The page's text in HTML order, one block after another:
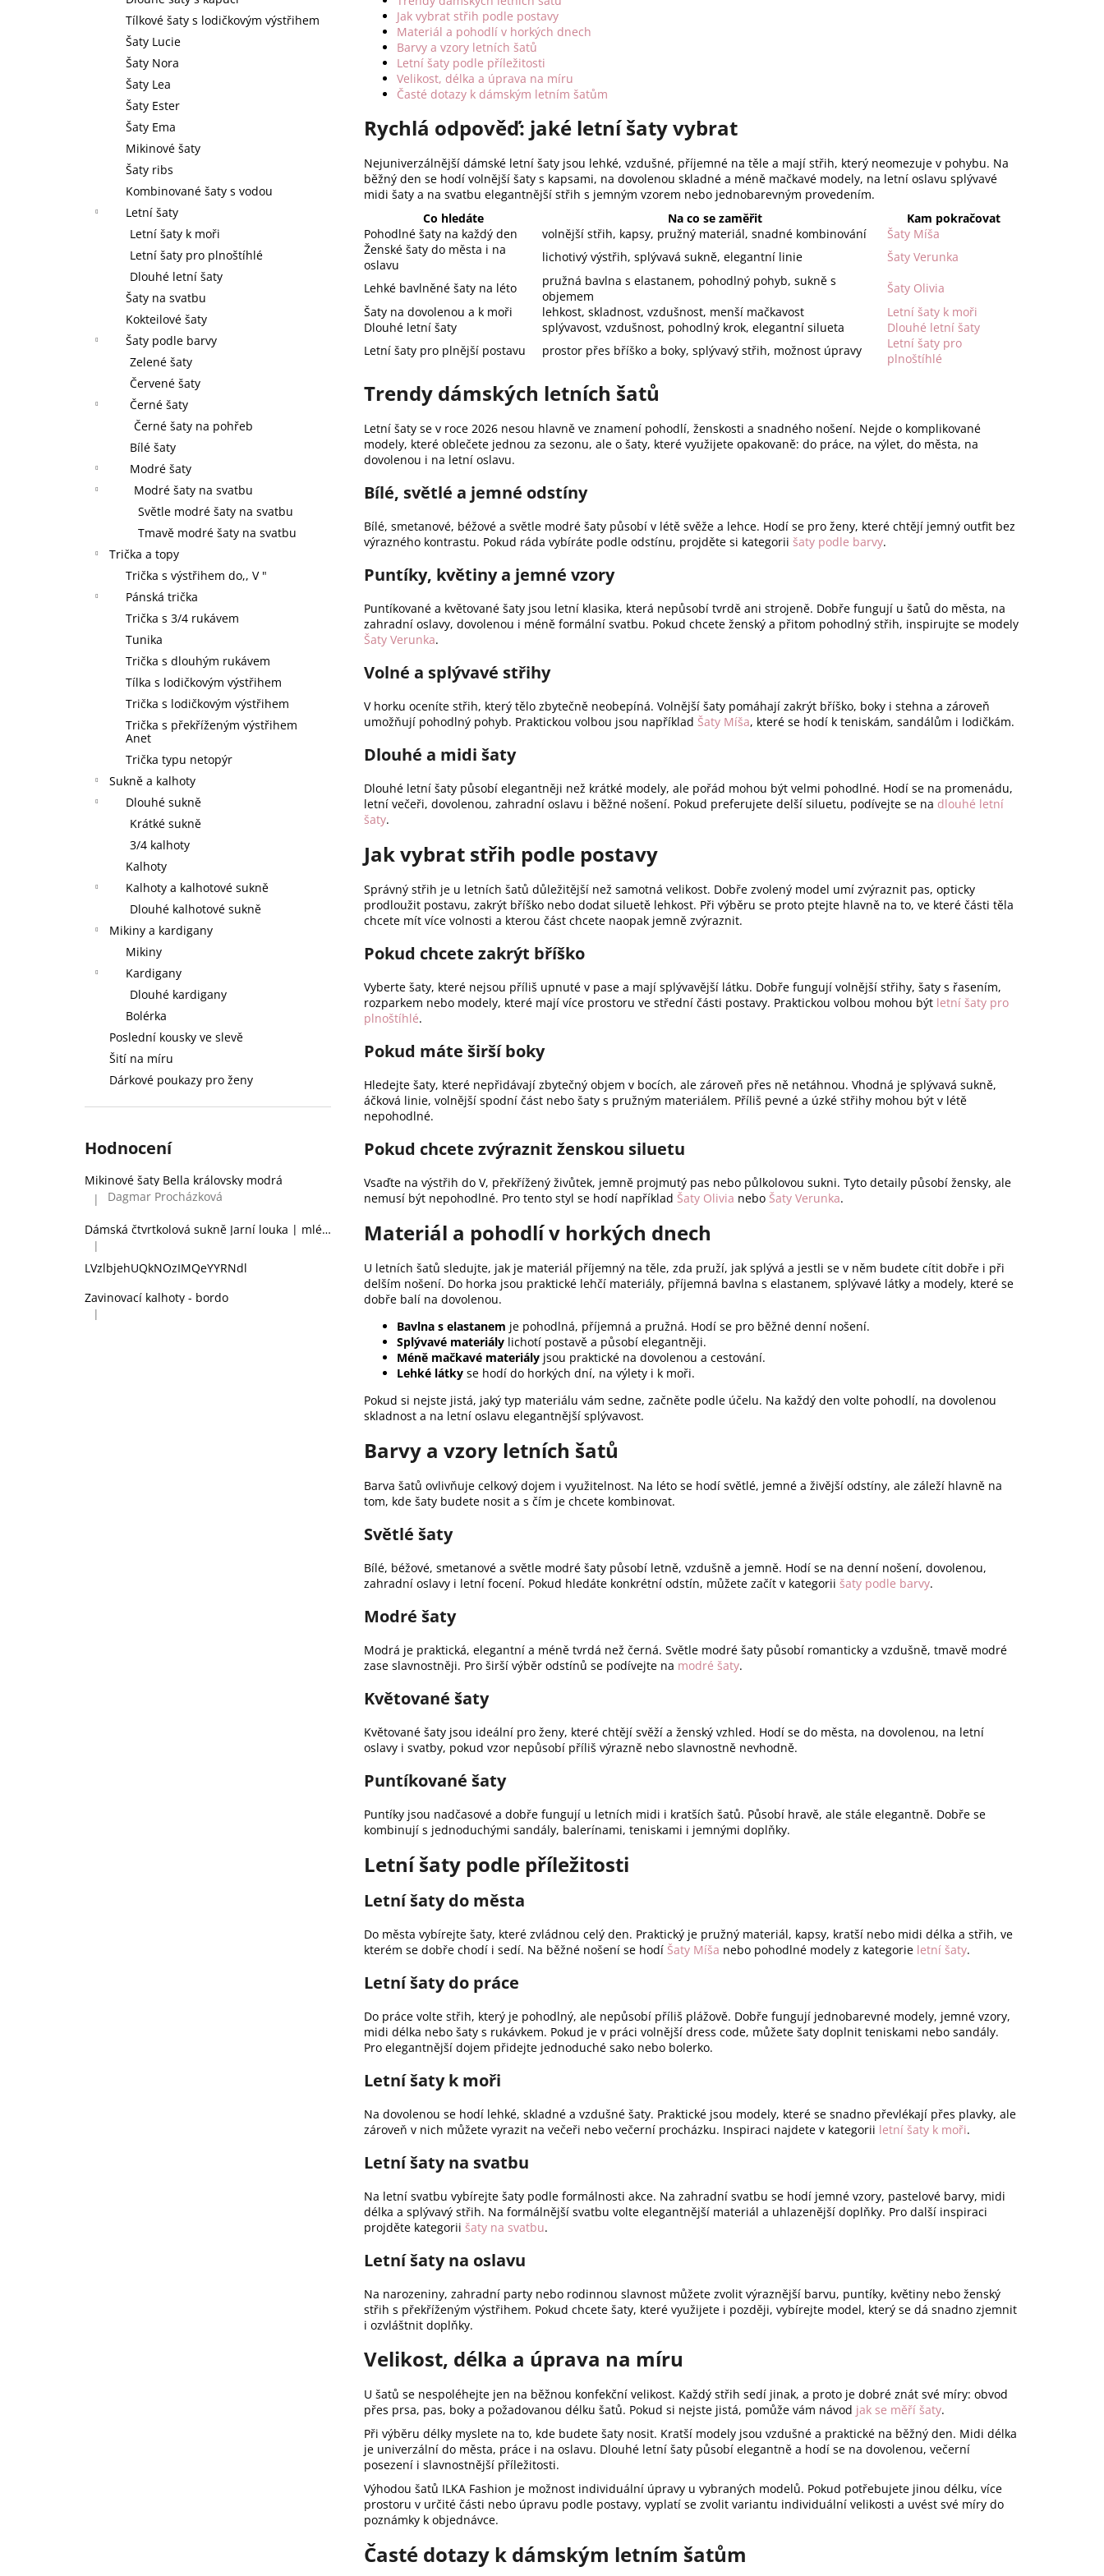
Tílkové šaty s lodičkovým výstřihem
Šaty Lucie
Šaty Nora
Šaty Lea
Šaty Ester
Šaty Ema
Mikinové šaty
Šaty ribs
Kombinované šaty s vodou
Letní šaty
Letní šaty k moři
Letní šaty pro plnoštíhlé
Dlouhé letní šaty
Šaty na svatbu
Kokteilové šaty
Šaty podle barvy
Zelené šaty
Červené šaty
Černé šaty
Černé šaty na pohřeb
Bílé šaty
Modré šaty
Modré šaty na svatbu
Světle modré šaty na svatbu
Tmavě modré šaty na svatbu
Trička a topy
Trička s výstřihem do,, V "
Pánská trička
Trička s 3/4 rukávem
Tunika
Trička s dlouhým rukávem
Tílka s lodičkovým výstřihem
Trička s lodičkovým výstřihem
Trička s překříženým výstřihem
Anet
Trička typu netopýr
Sukně a kalhoty
Dlouhé sukně
Krátké sukně
3/4 kalhoty
Kalhoty
Kalhoty a kalhotové sukně
Dlouhé kalhotové sukně
Mikiny a kardigany
Mikiny
Kardigany
Dlouhé kardigany
Bolérka
Poslední kousky ve slevě
Šití na míru
Dárkové poukazy pro ženy
Hodnocení
Mikinové šaty Bella královsky modrá
Hodnocení produktu je 5 z 5 hvězdiček.
| Dagmar Procházková
Dámská čtvrtkolová sukně Jarní louka | mléčné hedvábí
Hodnocení produktu je 2 z 5 hvězdiček.
|
LVzlbjehUQkNOzIMQeYYRNdl
Zavinovací kalhoty - bordo
Hodnocení produktu je 5 z 5 hvězdiček.
|
Jak vybrat střih podle postavy
Materiál a pohodlí v horkých dnech
Barvy a vzory letních šatů
Letní šaty podle příležitosti
Velikost, délka a úprava na míru
Časté dotazy k dámským letním šatům
Rychlá odpověď: jaké letní šaty vybrat
Nejuniverzálnější dámské letní šaty jsou lehké, vzdušné, příjemné na těle a mají střih, který neomezuje v pohybu. Na
běžný den se hodí volnější šaty s kapsami, na dovolenou skladné a méně mačkavé modely, na letní oslavu splývavé
midi šaty a na svatbu elegantnější střih s jemným vzorem nebo jednobarevným provedením.
Co hledáte
Na co se zaměřit
Kam pokračovat
Pohodlné šaty na každý den
volnější střih, kapsy, pružný materiál, snadné kombinování
Šaty Míša
Ženské šaty do města i na
oslavu
lichotivý výstřih, splývavá sukně, elegantní linie
Šaty Verunka
Lehké bavlněné šaty na léto
pružná bavlna s elastanem, pohodlný pohyb, sukně s
objemem
Šaty Olivia
Šaty na dovolenou a k moři
lehkost, skladnost, vzdušnost, menší mačkavost
Letní šaty k moři
Dlouhé letní šaty
splývavost, vzdušnost, pohodlný krok, elegantní silueta
Dlouhé letní šaty
Letní šaty pro plnější postavu
prostor přes bříško a boky, splývavý střih, možnost úpravy
Letní šaty pro
plnoštíhlé
Trendy dámských letních šatů
Letní šaty se v roce 2026 nesou hlavně ve znamení pohodlí, ženskosti a snadného nošení. Nejde o komplikované
modely, které oblečete jednou za sezonu, ale o šaty, které využijete opakovaně: do práce, na výlet, do města, na
dovolenou i na letní oslavu.
Bílé, světlé a jemné odstíny
Bílé, smetanové, béžové a světle modré šaty působí v létě svěže a lehce. Hodí se pro ženy, které chtějí jemný outfit bez
výrazného kontrastu. Pokud ráda vybíráte podle odstínu, projděte si kategorii šaty podle barvy.
Puntíky, květiny a jemné vzory
Puntíkované a květované šaty jsou letní klasika, která nepůsobí tvrdě ani strojeně. Dobře fungují u šatů do města, na
zahradní oslavy, dovolenou i méně formální svatbu. Pokud chcete ženský a přitom pohodlný střih, inspirujte se modely
Šaty Verunka.
Volné a splývavé střihy
V horku oceníte střih, který tělo zbytečně neobepíná. Volnější šaty pomáhají zakrýt bříško, boky i stehna a zároveň
umožňují pohodlný pohyb. Praktickou volbou jsou například Šaty Míša, které se hodí k teniskám, sandálům i lodičkám.
Dlouhé a midi šaty
Dlouhé letní šaty působí elegantněji než krátké modely, ale pořád mohou být velmi pohodlné. Hodí se na promenádu,
letní večeři, dovolenou, zahradní oslavu i běžné nošení. Pokud preferujete delší siluetu, podívejte se na dlouhé letní
šaty.
Jak vybrat střih podle postavy
Správný střih je u letních šatů důležitější než samotná velikost. Dobře zvolený model umí zvýraznit pas, opticky
prodloužit postavu, zakrýt bříško nebo dodat siluetě lehkost. Při výběru se proto ptejte hlavně na to, ve které části těla
chcete mít více volnosti a kterou část chcete naopak jemně zvýraznit.
Pokud chcete zakrýt bříško
Vyberte šaty, které nejsou příliš upnuté v pase a mají splývavější látku. Dobře fungují volnější střihy, šaty s řasením,
rozparkem nebo modely, které mají více prostoru ve střední části postavy. Praktickou volbou mohou být letní šaty pro
plnoštíhlé.
Pokud máte širší boky
Hledejte šaty, které nepřidávají zbytečný objem v bocích, ale zároveň přes ně netáhnou. Vhodná je splývavá sukně,
áčková linie, volnější spodní část nebo šaty s pružným materiálem. Příliš pevné a úzké střihy mohou být v létě
nepohodlné.
Pokud chcete zvýraznit ženskou siluetu
Vsaďte na výstřih do V, překřížený živůtek, jemně projmutý pas nebo půlkolovou sukni. Tyto detaily působí žensky, ale
nemusí být nepohodlné. Pro tento styl se hodí například Šaty Olivia nebo Šaty Verunka.
Materiál a pohodlí v horkých dnech
U letních šatů sledujte, jak je materiál příjemný na těle, zda pruží, jak splývá a jestli se v něm budete cítit dobře i při
delším nošení. Do horka jsou praktické lehčí materiály, příjemná bavlna s elastanem, splývavé látky a modely, které se
dobře balí na dovolenou.
Bavlna s elastanem je pohodlná, příjemná a pružná. Hodí se pro běžné denní nošení.
Splývavé materiály lichotí postavě a působí elegantněji.
Méně mačkavé materiály jsou praktické na dovolenou a cestování.
Lehké látky se hodí do horkých dní, na výlety i k moři.
Pokud si nejste jistá, jaký typ materiálu vám sedne, začněte podle účelu. Na každý den volte pohodlí, na dovolenou
skladnost a na letní oslavu elegantnější splývavost.
Barvy a vzory letních šatů
Barva šatů ovlivňuje celkový dojem i využitelnost. Na léto se hodí světlé, jemné a živější odstíny, ale záleží hlavně na
tom, kde šaty budete nosit a s čím je chcete kombinovat.
Světlé šaty
Bílé, béžové, smetanové a světle modré šaty působí letně, vzdušně a jemně. Hodí se na denní nošení, dovolenou,
zahradní oslavy i letní focení. Pokud hledáte konkrétní odstín, můžete začít v kategorii šaty podle barvy.
Modré šaty
Modrá je praktická, elegantní a méně tvrdá než černá. Světle modré šaty působí romanticky a vzdušně, tmavě modré
zase slavnostněji. Pro širší výběr odstínů se podívejte na modré šaty.
Květované šaty
Květované šaty jsou ideální pro ženy, které chtějí svěží a ženský vzhled. Hodí se do města, na dovolenou, na letní
oslavy i svatby, pokud vzor nepůsobí příliš výrazně nebo slavnostně nevhodně.
Puntíkované šaty
Puntíky jsou nadčasové a dobře fungují u letních midi i kratších šatů. Působí hravě, ale stále elegantně. Dobře se
kombinují s jednoduchými sandály, balerínami, teniskami i jemnými doplňky.
Letní šaty podle příležitosti
Letní šaty do města
Do města vybírejte šaty, které zvládnou celý den. Praktický je pružný materiál, kapsy, kratší nebo midi délka a střih, ve
kterém se dobře chodí i sedí. Na běžné nošení se hodí Šaty Míša nebo pohodlné modely z kategorie letní šaty.
Letní šaty do práce
Do práce volte střih, který je pohodlný, ale nepůsobí příliš plážově. Dobře fungují jednobarevné modely, jemné vzory,
midi délka nebo šaty s rukávkem. Pokud je v práci volnější dress code, můžete šaty doplnit teniskami nebo sandály.
Pro elegantnější dojem přidejte jednoduché sako nebo bolerko.
Letní šaty k moři
Na dovolenou se hodí lehké, skladné a vzdušné šaty. Praktické jsou modely, které se snadno převlékají přes plavky, ale
zároveň v nich můžete vyrazit na večeři nebo večerní procházku. Inspiraci najdete v kategorii letní šaty k moři.
Letní šaty na svatbu
Na letní svatbu vybírejte šaty podle formálnosti akce. Na zahradní svatbu se hodí jemné vzory, pastelové barvy, midi
délka a splývavý střih. Na formálnější svatbu volte elegantnější materiál a uhlazenější doplňky. Pro další inspiraci
projděte kategorii šaty na svatbu.
Letní šaty na oslavu
Na narozeniny, zahradní party nebo rodinnou slavnost můžete zvolit výraznější barvu, puntíky, květiny nebo ženský
střih s překříženým výstřihem. Pokud chcete šaty, které využijete i později, vybírejte model, který se dá snadno zjemnit
i ozvláštnit doplňky.
Velikost, délka a úprava na míru
U šatů se nespoléhejte jen na běžnou konfekční velikost. Každý střih sedí jinak, a proto je dobré znát své míry: obvod
přes prsa, pas, boky a požadovanou délku šatů. Pokud si nejste jistá, pomůže vám návod jak se měří šaty.
Při výběru délky myslete na to, kde budete šaty nosit. Kratší modely jsou vzdušné a praktické na běžný den. Midi délka
je univerzální do města, práce i na oslavu. Dlouhé letní šaty působí elegantně a hodí se na dovolenou, večerní
posezení i slavnostnější příležitosti.
Výhodou šatů ILKA Fashion je možnost individuální úpravy u vybraných modelů. Pokud potřebujete jinou délku, více
prostoru v určité části nebo úpravu podle postavy, vyplatí se zvolit variantu individuální velikosti a uvést své míry do
poznámky k objednávce.
Časté dotazy k dámským letním šatům